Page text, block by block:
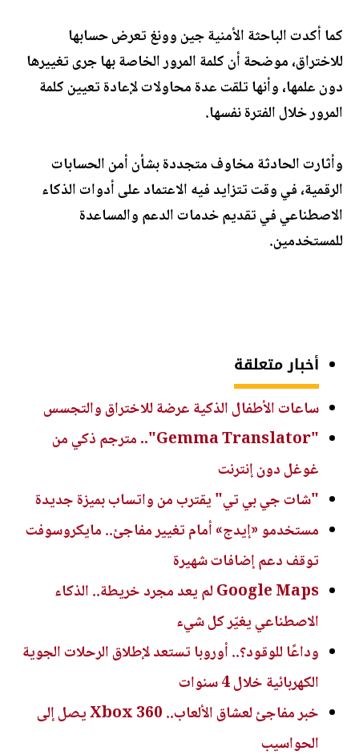
كما أكدت الباحثة الأمنية جين وونغ تعرض حسابها
للاختراق، موضحة أن كلمة المرور الخاصة بها جرى تغييرها
دون علمها، وأنها تلقت عدة محاولات لإعادة تعيين كلمة
المرور خلال الفترة نفسها.
وأثارت الحادثة مخاوف متجددة بشأن أمن الحسابات
الرقمية، في وقت تتزايد فيه الاعتماد على أدوات الذكاء
الاصطناعي في تقديم خدمات الدعم والمساعدة
للمستخدمين.
أخبار متعلقة
ساعات الأطفال الذكية عرضة للاختراق والتجسس
"Gemma Translator".. مترجم ذكي من
غوغل دون إنترنت
"شات جي بي تي" يقترب من واتساب بميزة جديدة
مستخدمو «إيدج» أمام تغيير مفاجئ.. مايكروسوفت
توقف دعم إضافات شهيرة
Google Maps لم يعد مجرد خريطة.. الذكاء
الاصطناعي يغيّر كل شيء
وداعًا للوقود؟.. أوروبا تستعد لإطلاق الرحلات الجوية
الكهربائية خلال 4 سنوات
خبر مفاجئ لعشاق الألعاب.. Xbox 360 يصل إلى
الحواسيب